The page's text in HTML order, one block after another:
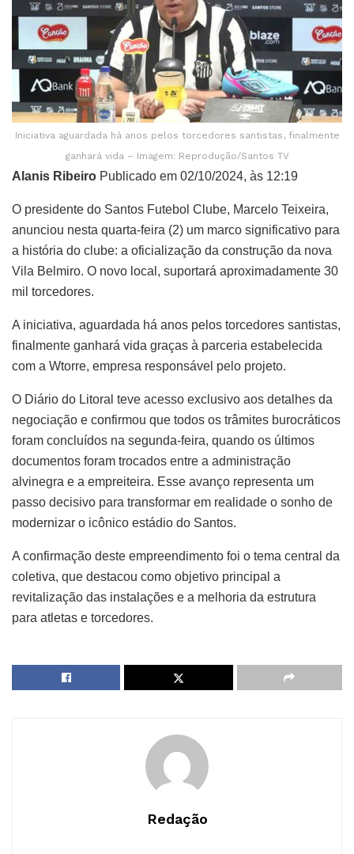
Iniciativa aguardada há anos pelos torcedores santistas, finalmente
ganhará vida – Imagem: Reprodução/Santos TV
Alanis Ribeiro Publicado em 02/10/2024, às 12:19
O presidente do Santos Futebol Clube, Marcelo Teixeira,
anunciou nesta quarta-feira (2) um marco significativo para
a história do clube: a oficialização da construção da nova
Vila Belmiro. O novo local, suportará aproximadamente 30
mil torcedores.
A iniciativa, aguardada há anos pelos torcedores santistas,
finalmente ganhará vida graças à parceria estabelecida
com a Wtorre, empresa responsável pelo projeto.
O Diário do Litoral teve acesso exclusivo aos detalhes da
negociação e confirmou que todos os trâmites burocráticos
foram concluídos na segunda-feira, quando os últimos
documentos foram trocados entre a administração
alvinegra e a empreiteira. Esse avanço representa um
passo decisivo para transformar em realidade o sonho de
modernizar o icônico estádio do Santos.
A confirmação deste empreendimento foi o tema central da
coletiva, que destacou como objetivo principal a
revitalização das instalações e a melhoria da estrutura
para atletas e torcedores.
Redação